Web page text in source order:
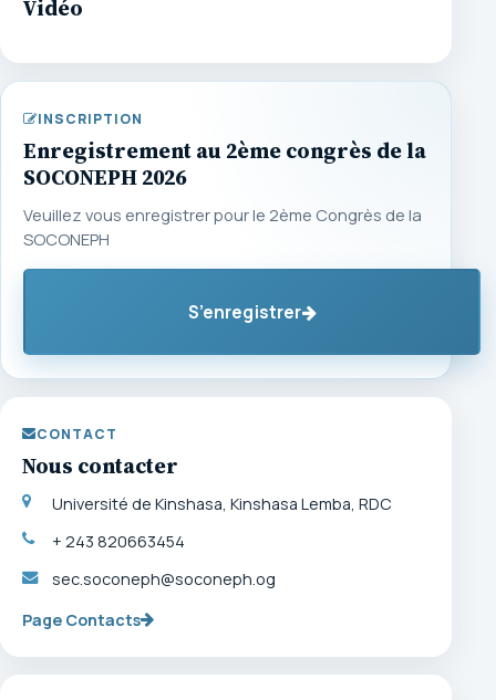
Vidéo
INSCRIPTION
Enregistrement au 2ème congrès de la
SOCONEPH 2026
Veuillez vous enregistrer pour le 2ème Congrès de la
SOCONEPH
S’enregistrer
CONTACT
Nous contacter
Université de Kinshasa, Kinshasa Lemba, RDC
+ 243 820663454
sec.soconeph@soconeph.og
Page Contacts